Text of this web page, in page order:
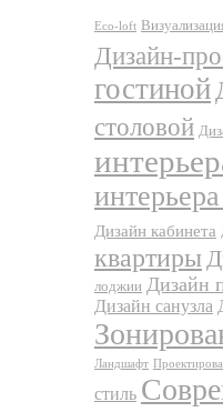
Eco-loft
Дизайн-
гостиной
столовой
Дизайн кабинета
квартиры
лоджии Дизайн
Дизайн санузла
Ландшафт
стиль